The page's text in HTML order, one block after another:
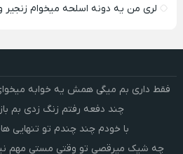
لری من یه دونه اسلحه میخوام
فقط داری بم میگی همش یه خوابه
چند دفعه رفتم زنگ زدی بم
با خودم چند چندم تو تنهایی
چه شیک میرقصی تو وقتی مستی مهم